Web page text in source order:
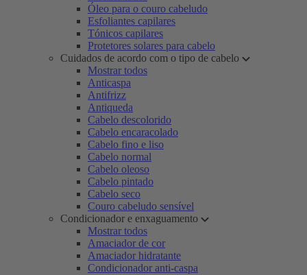
Óleo para o couro cabeludo
Esfoliantes capilares
Tónicos capilares
Protetores solares para cabelo
Cuidados de acordo com o tipo de cabelo
Mostrar todos
Anticaspa
Antifrizz
Antiqueda
Cabelo descolorido
Cabelo encaracolado
Cabelo fino e liso
Cabelo normal
Cabelo oleoso
Cabelo pintado
Cabelo seco
Couro cabeludo sensível
Condicionador e enxaguamento
Mostrar todos
Amaciador de cor
Amaciador hidratante
Condicionador anti-caspa